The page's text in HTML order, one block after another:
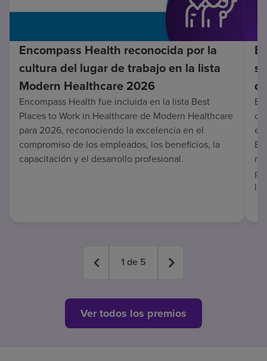
Encompass Health reconocida por la
cultura del lugar de trabajo en la lista
Modern Healthcare 2026
Encompass Health fue incluida en la lista Best
Places to Work in Healthcare de Modern Healthcare
para 2026, reconociendo la excelencia en el
compromiso de los empleados, los beneficios, la
capacitación y el desarrollo profesional.
1 de 5
Ver todos los premios